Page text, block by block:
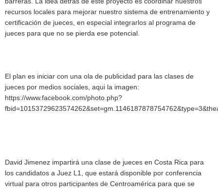
recursos locales para mejorar nuestro sistema de entrenamiento y
certificación de jueces, en especial integrarlos al programa de
jueces para que no se pierda ese potencial.
El plan es iniciar con una ola de publicidad para las clases de
jueces por medios sociales, aqui la imagen:
https://www.facebook.com/photo.php?
David Jimenez impartirá una clase de jueces en Costa Rica para
los candidatos a Juez L1, que estará disponible por conferencia
virtual para otros participantes de Centroamérica para que se